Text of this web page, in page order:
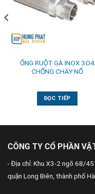
ỐNG RUỘT GÀ INOX 3O4
CHỐNG CHÁY NỔ
ĐỌC TIẾP
CÔNG TY CỔ PHẦN
- Địa chỉ: Khu X3-2 ngõ 68/45
quận Long Biên, thành phố